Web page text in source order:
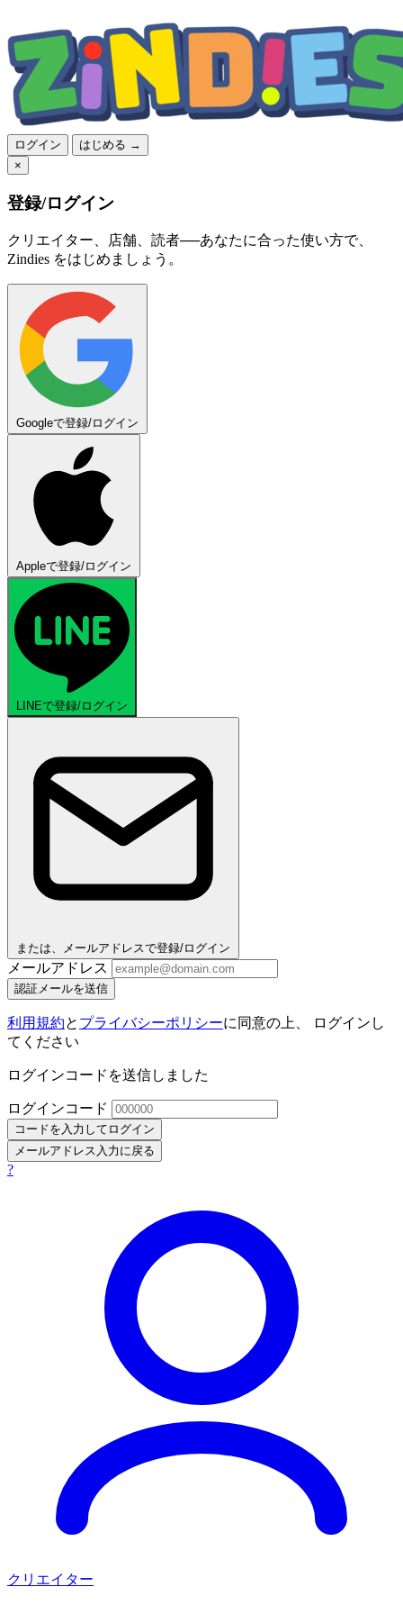
ログイン
はじめる →
×
登録/ログイン
クリエイター、店舗、読者──あなたに合った使い方で、
Zindies をはじめましょう。
Googleで登録/ログイン
Appleで登録/ログイン
LINEで登録/ログイン
または、メールアドレスで登録/ログイン
メールアドレス
認証メールを送信
利用規約と プライバシーポリシーに同意の上、 ログインし
てください
ログインコードを送信しました
ログインコード
コードを入力してログイン
メールアドレス入力に戻る
?
クリエイター